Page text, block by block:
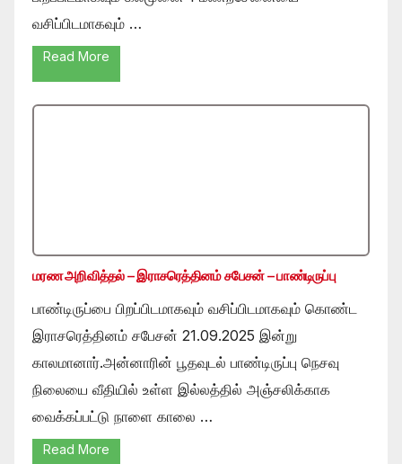
வசிப்பிடமாகவும் …
Read More
மரண அறிவித்தல் – இராசரெத்தினம் சபேசன் – பாண்டிருப்பு
பாண்டிருப்பை பிறப்பிடமாகவும் வசிப்பிடமாகவும் கொண்ட
இராசரெத்தினம் சபேசன் 21.09.2025 இன்று
காலமானார்.அன்னாரின் பூதவுடல் பாண்டிருப்பு நெசவு
நிலையை வீதியில் உள்ள இல்லத்தில் அஞ்சலிக்காக
வைக்கப்பட்டு நாளை காலை …
Read More